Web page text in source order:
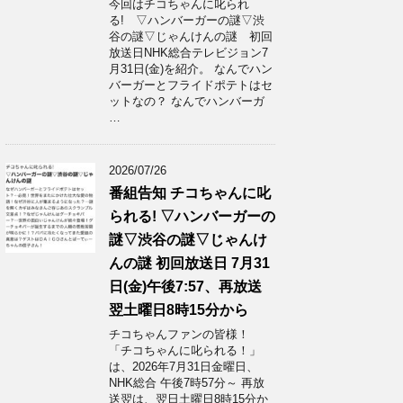
今回はチコちゃんに叱られ
る! ▽ハンバーガーの謎▽渋
谷の謎▽じゃんけんの謎 初回
放送日NHK総合テレビジョン7
月31日(金)を紹介。 なんでハン
バーガーとフライドポテトはセ
ットなの？ なんでハンバーガ
…
2026/07/26
番組告知 チコちゃんに叱
られる! ▽ハンバーガーの
謎▽渋谷の謎▽じゃんけ
んの謎 初回放送日 7月31
日(金)午後7:57、再放送
翌土曜日8時15分から
チコちゃんファンの皆様！
「チコちゃんに叱られる！」​
は、2026年7月31日金曜日、
NHK総合 午後7時57分～ 再放
送翌は、翌日土曜日8時15分か